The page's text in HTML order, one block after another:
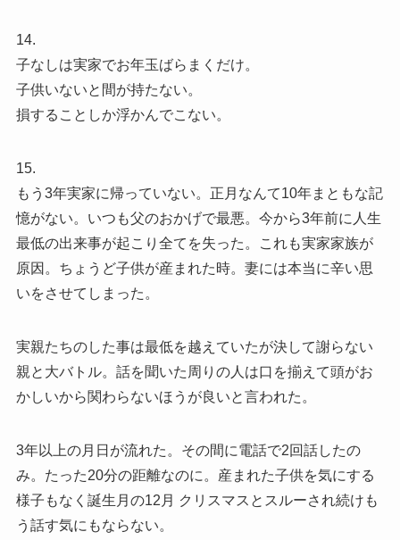
14.
子なしは実家でお年玉ばらまくだけ。
子供いないと間が持たない。
損することしか浮かんでこない。
15.
もう3年実家に帰っていない。正月なんて10年まともな記
憶がない。いつも父のおかげで最悪。今から3年前に人生
最低の出来事が起こり全てを失った。これも実家家族が
原因。ちょうど子供が産まれた時。妻には本当に辛い思
いをさせてしまった。
実親たちのした事は最低を越えていたが決して謝らない
親と大バトル。話を聞いた周りの人は口を揃えて頭がお
かしいから関わらないほうが良いと言われた。
3年以上の月日が流れた。その間に電話で2回話したの
み。たった20分の距離なのに。産まれた子供を気にする
様子もなく誕生月の12月 クリスマスとスルーされ続けも
う話す気にもならない。